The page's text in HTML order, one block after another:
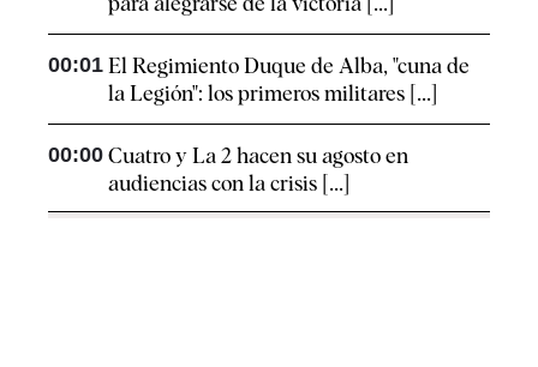
00:01 El Regimiento Duque de Alba, "cuna de
la Legión": los primeros militares [...]
00:00 Cuatro y La 2 hacen su agosto en
audiencias con la crisis [...]